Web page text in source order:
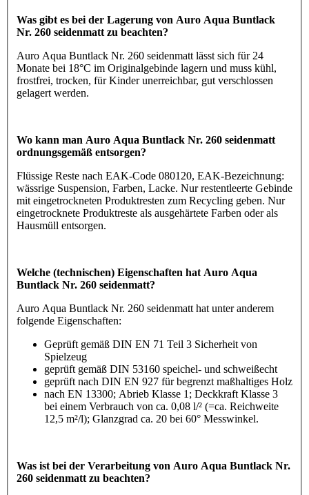
Was gibt es bei der Lagerung von Auro Aqua Buntlack
Nr. 260 seidenmatt zu beachten?
Auro Aqua Buntlack Nr. 260 seidenmatt lässt sich für 24
Monate bei 18°C im Originalgebinde lagern und muss kühl,
frostfrei, trocken, für Kinder unerreichbar, gut verschlossen
gelagert werden.
Wo kann man Auro Aqua Buntlack Nr. 260 seidenmatt
ordnungsgemäß entsorgen?
Flüssige Reste nach EAK-Code 080120, EAK-Bezeichnung:
wässrige Suspension, Farben, Lacke. Nur restentleerte Gebinde
mit eingetrockneten Produktresten zum Recycling geben. Nur
eingetrocknete Produktreste als ausgehärtete Farben oder als
Hausmüll entsorgen.
Welche (technischen) Eigenschaften hat Auro Aqua
Buntlack Nr. 260 seidenmatt?
Auro Aqua Buntlack Nr. 260 seidenmatt hat unter anderem
folgende Eigenschaften:
Geprüft gemäß DIN EN 71 Teil 3 Sicherheit von
Spielzeug
geprüft gemäß DIN 53160 speichel- und schweißecht
geprüft nach DIN EN 927 für begrenzt maßhaltiges Holz
nach EN 13300; Abrieb Klasse 1; Deckkraft Klasse 3
bei einem Verbrauch von ca. 0,08 l/² (=ca. Reichweite
12,5 m²/l); Glanzgrad ca. 20 bei 60° Messwinkel.
Was ist bei der Verarbeitung von Auro Aqua Buntlack Nr.
260 seidenmatt zu beachten?